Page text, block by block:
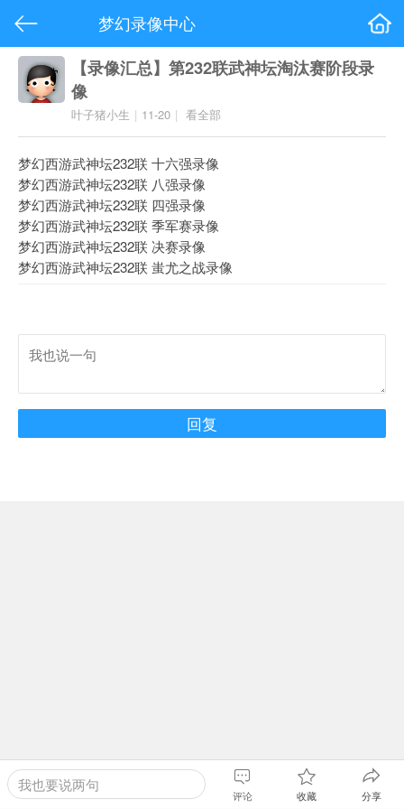
梦幻录像中心
【录像汇总】第232联武神坛淘汰赛阶段录
像
叶子猪小生 | 11-20 | 看全部
梦幻西游武神坛232联 十六强录像
梦幻西游武神坛232联 八强录像
梦幻西游武神坛232联 四强录像
梦幻西游武神坛232联 季军赛录像
梦幻西游武神坛232联 决赛录像
梦幻西游武神坛232联 蚩尤之战录像
我也要说两句
评论 收藏 分享